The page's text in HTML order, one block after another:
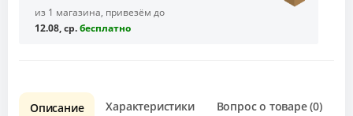
из 1 магазина, привезём до
12.08, ср.бесплaтно
Описание Характеристики Вопрос о товаре (0)